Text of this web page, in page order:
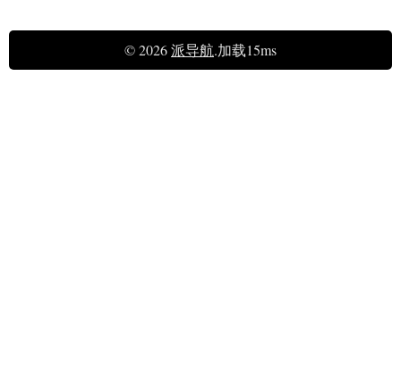
© 2026派导航.加载15ms